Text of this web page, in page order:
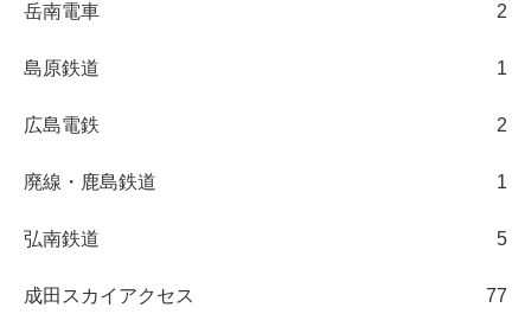
岳南電車 2
島原鉄道 1
広島電鉄 2
廃線・鹿島鉄道 1
弘南鉄道 5
成田スカイアクセス 77